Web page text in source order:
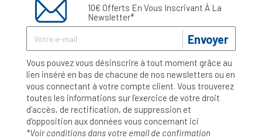
10€ Offerts En Vous Inscrivant À La
Newsletter*
Envoyer
Vous pouvez vous désinscrire à tout moment grâce au
lien inséré en bas de chacune de nos newsletters ou en
vous connectant à votre compte client. Vous trouverez
toutes les informations sur l’exercice de votre droit
d'accès, de rectification, de suppression et
d'opposition aux données vous concernant ici
*Voir conditions dans votre email de confirmation